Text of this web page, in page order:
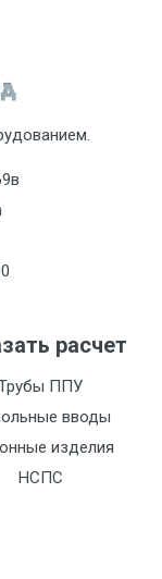
расчет
ППУ
вводы
изделия
НСПС